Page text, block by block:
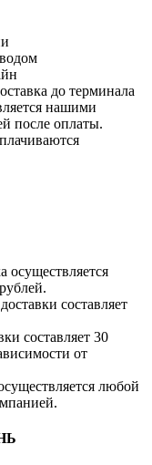
до терминала
нашими
после оплаты.
составляет
составляет 30
от
любой